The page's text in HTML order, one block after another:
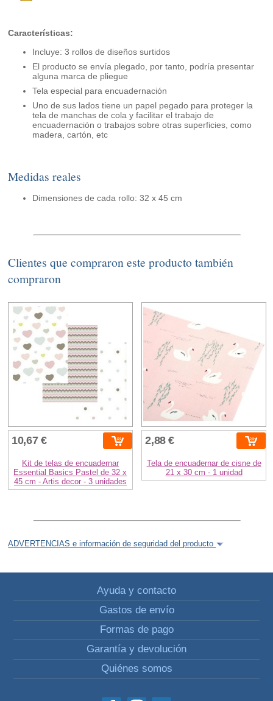
Características:
Incluye: 3 rollos de diseños surtidos
El producto se envía plegado, por tanto, podría presentar
alguna marca de pliegue
Tela especial para encuadernación
Uno de sus lados tiene un papel pegado para proteger la
tela de manchas de cola y facilitar el trabajo de
encuadernación o trabajos sobre otras superficies, como
madera, cartón, etc
Medidas reales
Dimensiones de cada rollo: 32 x 45 cm
Clientes que compraron este producto también
compraron
10,67 €
Kit de telas de encuadernar
Essential Basics Pastel de 32 x
45 cm - Artis decor - 3 unidades
2,88 €
Tela de encuadernar de cisne de
21 x 30 cm - 1 unidad
ADVERTENCIAS e información de seguridad del producto
Ayuda y contacto
Gastos de envío
Formas de pago
Garantía y devolución
Quiénes somos